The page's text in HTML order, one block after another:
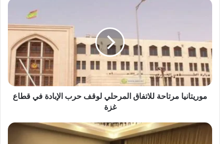
موريتانيا مرتاحة للاتفاق المرحلي لوقف حرب الإبادة في قطاع
غزة